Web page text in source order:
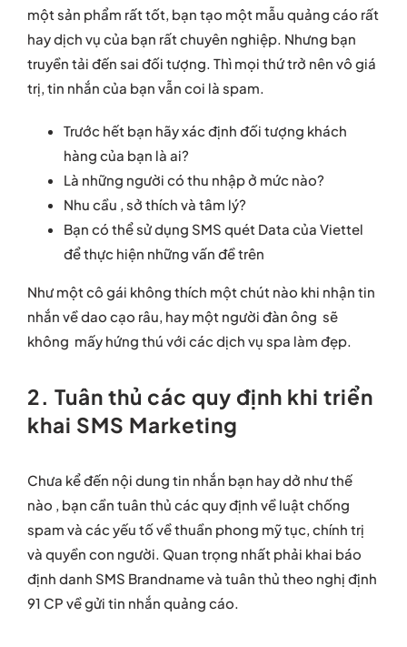
một sản phẩm rất tốt, bạn tạo một mẫu quảng cáo rất
hay dịch vụ của bạn rất chuyên nghiệp. Nhưng bạn
truyền tải đến sai đối tượng. Thì mọi thứ trở nên vô giá
trị, tin nhắn của bạn vẫn coi là spam.
Trước hết bạn hãy xác định đối tượng khách
hàng của bạn là ai?
Là những người có thu nhập ở mức nào?
Nhu cầu , sở thích và tâm lý?
Bạn có thể sử dụng SMS quét Data của Viettel
để thực hiện những vấn đề trên
Như một cô gái không thích một chút nào khi nhận tin
nhắn về dao cạo râu, hay một người đàn ông sẽ
không mấy hứng thú với các dịch vụ spa làm đẹp.
2. Tuân thủ các quy định khi triển
khai SMS Marketing
Chưa kể đến nội dung tin nhắn bạn hay dở như thế
nào , bạn cần tuân thủ các quy định về luật chống
spam và các yếu tố về thuần phong mỹ tục, chính trị
và quyền con người. Quan trọng nhất phải khai báo
định danh SMS Brandname và tuân thủ theo nghị định
91 CP về gửi tin nhắn quảng cáo.